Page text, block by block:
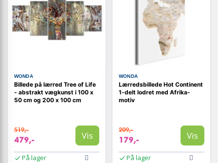
WONDA
Billede på lærred Tree of Life
- abstrakt vægkunst i 100 x
50 cm og 200 x 100 cm
519,-
479,- Vis
På lager
WONDA
Lærredsbillede Hot Continent
1-delt lodret med Afrika-
motiv
209,-
179,- Vis
På lager